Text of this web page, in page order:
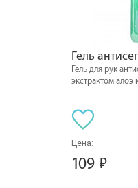
Гель
Гель для рук
экстрактом
Цена:
109